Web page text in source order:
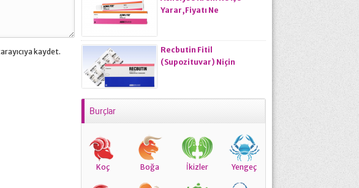
kaydet.
Yarar,Fiyatı Ne
Recbutin Fitil
(Supozituvar) Niçin
Burçlar
Koç Boğa İkizler Yengeç